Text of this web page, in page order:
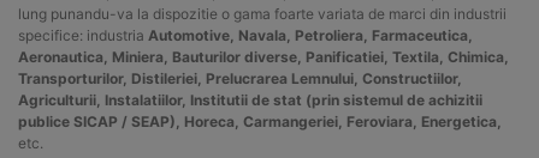
lung punandu-va la dispozitie o gama foarte variata de marci din industrii
specifice: industria Automotive, Navala, Petroliera, Farmaceutica,
Aeronautica, Miniera, Bauturilor diverse, Panificatiei, Textila, Chimica,
Transporturilor, Distileriei, Prelucrarea Lemnului, Constructiilor,
Agriculturii, Instalatiilor, Institutii de stat (prin sistemul de achizitii
publice SICAP / SEAP), Horeca, Carmangeriei, Feroviara, Energetica,
etc.